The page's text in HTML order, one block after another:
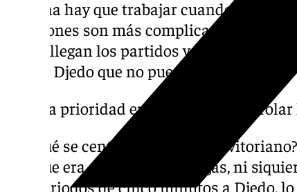
semana hay que trabajar cuando no
rotaciones son más complicadas aunque
ahora llegan los partidos y seguimos
vuelve Djedo que no puede jugar mucho».
«La prioridad en Girona era
¿En qué se centra el preparador
dije que era controlar las cargas, ni
dos periodos de cinco minutos a Djedo,